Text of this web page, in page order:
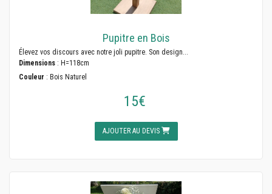
Pupitre en Bois
Élevez vos discours avec notre joli pupitre. Son design...
Dimensions : H=118cm
Couleur : Bois Naturel
15€
AJOUTER AU DEVIS